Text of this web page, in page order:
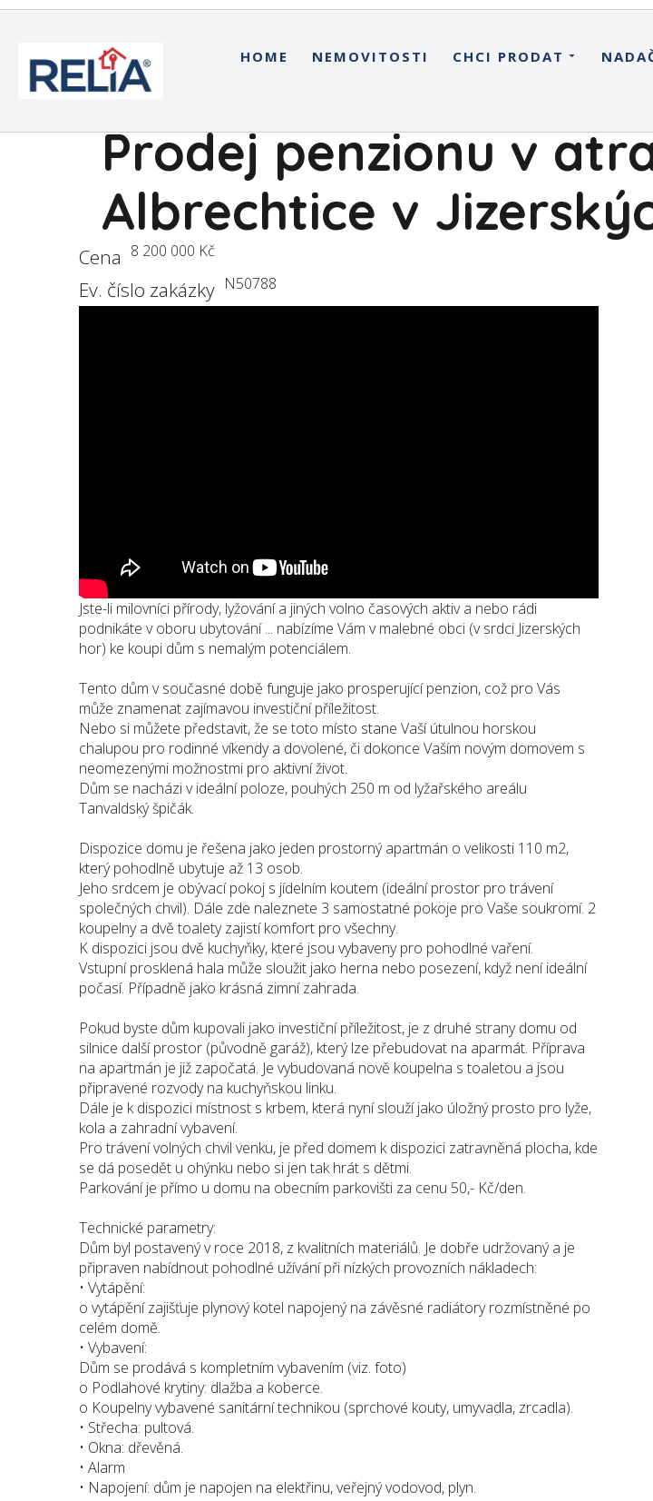
HOME NEMOVITOSTI CHCI PRODAT
Prodej penzionu v
Albrechtice v
Cena 8 200 000 Kč
Ev. číslo zakázky N50788
Jste-li milovníci přírody, lyžování a jiných volno časových aktiv a nebo rádi
podnikáte v oboru ubytování ... nabízíme Vám v malebné obci (v srdci Jizerských
hor) ke koupi dům s nemalým potenciálem.
Tento dům v současné době funguje jako prosperující penzion, což pro Vás
může znamenat zajímavou investiční příležitost.
Nebo si můžete představit, že se toto místo stane Vaší útulnou horskou
chalupou pro rodinné víkendy a dovolené, či dokonce Vaším novým domovem s
neomezenými možnostmi pro aktivní život.
Dům se nacházi v ideální poloze, pouhých 250 m od lyžařského areálu
Tanvaldský špičák.
Dispozice domu je řešena jako jeden prostorný apartmán o velikosti 110 m2,
který pohodlně ubytuje až 13 osob.
Jeho srdcem je obývací pokoj s jídelním koutem (ideální prostor pro trávení
společných chvil). Dále zde naleznete 3 samostatné pokoje pro Vaše soukromí. 2
koupelny a dvě toalety zajistí komfort pro všechny.
K dispozici jsou dvě kuchyňky, které jsou vybaveny pro pohodlné vaření.
Vstupní prosklená hala může sloužit jako herna nebo posezení, když není ideální
počasí. Případně jako krásná zimní zahrada.
Pokud byste dům kupovali jako investiční příležitost, je z druhé strany domu od
silnice další prostor (původně garáž), který lze přebudovat na aparmát. Příprava
na apartmán je již započatá. Je vybudovaná nově koupelna s toaletou a jsou
připravené rozvody na kuchyňskou linku.
Dále je k dispozici místnost s krbem, která nyní slouží jako úložný prosto pro lyže,
kola a zahradní vybavení.
Pro trávení volných chvil venku, je před domem k dispozici zatravněná plocha, kde
se dá posedět u ohýnku nebo si jen tak hrát s dětmi.
Parkování je přímo u domu na obecním parkovišti za cenu 50,- Kč/den.
Technické parametry:
Dům byl postavený v roce 2018, z kvalitních materiálů. Je dobře udržovaný a je
připraven nabídnout pohodlné užívání při nízkých provozních nákladech:
• Vytápění:
o vytápění zajišťuje plynový kotel napojený na závěsné radiátory rozmístněné po
celém domě.
• Vybavení:
Dům se prodává s kompletním vybavením (viz. foto)
o Podlahové krytiny: dlažba a koberce.
o Koupelny vybavené sanitární technikou (sprchové kouty, umyvadla, zrcadla).
• Střecha: pultová.
• Okna: dřevěná.
• Alarm
• Napojení: dům je napojen na elektřinu, veřejný vodovod, plyn.